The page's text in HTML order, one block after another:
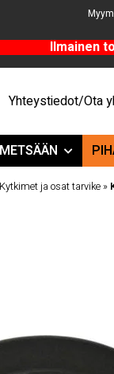
Ilmainen
Yhteystiedot/Ota
METSÄÄN
Kytkimet ja osat tarvike »